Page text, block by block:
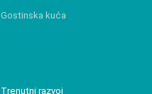
Gostinska kuća
Trenutni razvoj